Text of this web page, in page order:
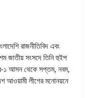
রাজনীতিবিদ এবং
জাতীয় সংসদে তিনি হুইপ
১ আসন থেকে সপ্তম, নবম,
আওয়ামী লীগের মনোনয়নে